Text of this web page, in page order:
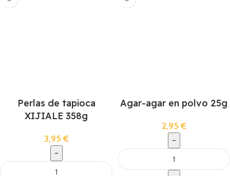
Perlas de tapioca
XIJIALE 358g
3,95€
Agar-agar en polvo 25g
2,95€